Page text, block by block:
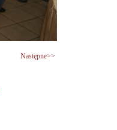
Następne>>